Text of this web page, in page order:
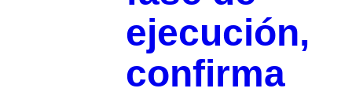
ejecución,
confirma